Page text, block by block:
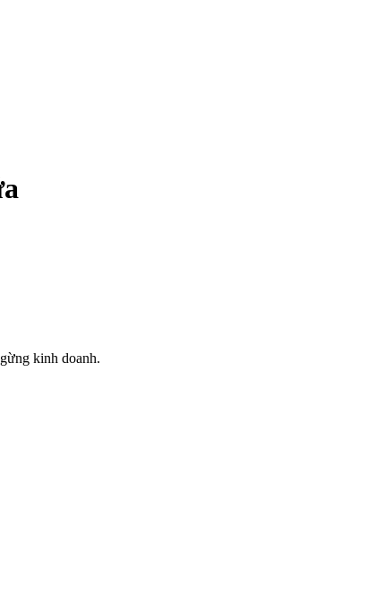
kinh doanh.